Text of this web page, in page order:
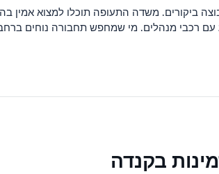
ביקורים. משדה התעופה תוכלו למצוא אמין
עם רכבי מנהלים. מי שמחפש תחבורה נוחים
בקנדה